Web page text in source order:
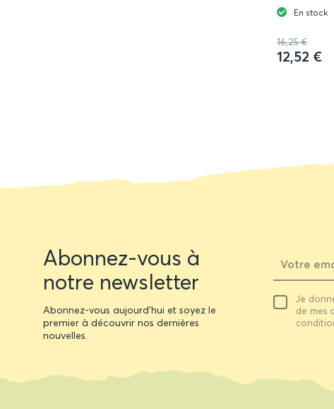
En stock
16,25 €
12,52 €
Newsletter
form
Abonnez-vous à
notre newsletter
Abonnez-vous aujourd'hui et soyez le
premier à découvrir nos dernières
nouvelles.
emailJe
de mes